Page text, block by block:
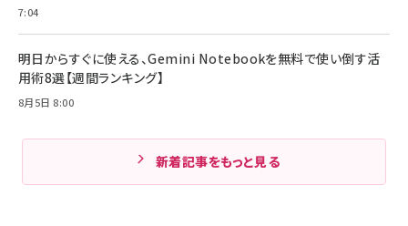
7:04
明日からすぐに使える、Gemini Notebookを無料で使い倒す活
用術8選【週間ランキング】
8月5日 8:00
新着記事をもっと見る